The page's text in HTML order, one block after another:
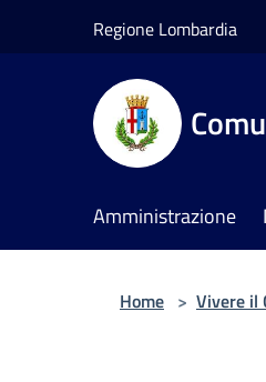
Regione Lombardia
Amministrazione
Home > Vivere il